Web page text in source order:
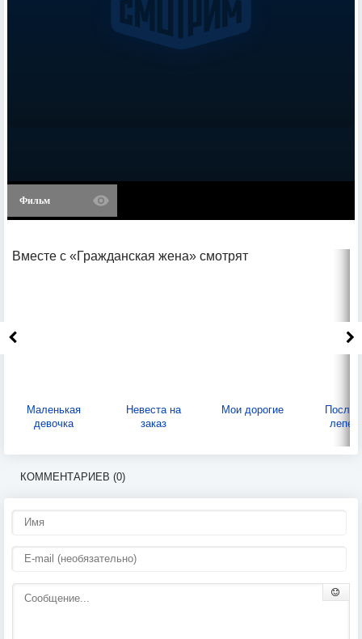
Фильм
Вместе с «Гражданская жена» смотрят
Маленькая
девочка
Невеста на
заказ
Мои дорогие
КОММЕНТАРИЕВ (0)